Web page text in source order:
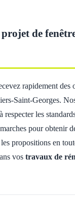
de
rapidement des
Saint-Georges.
respecter les
pour obtenir
propositions en
vos travaux de